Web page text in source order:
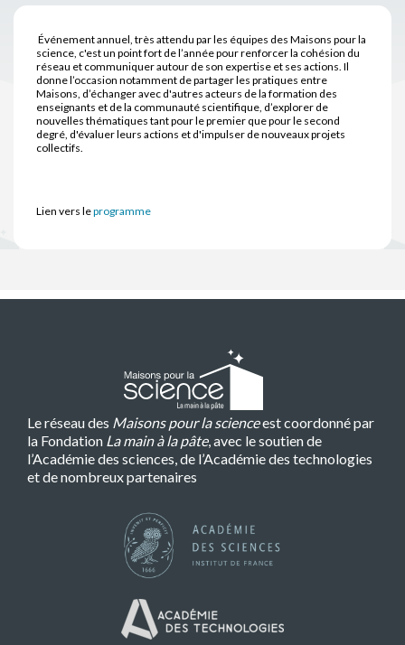
Événement annuel, très attendu par les équipes des Maisons pour la
science, c'est un point fort de l’année pour renforcer la cohésion du
réseau et communiquer autour de son expertise et ses actions. Il
donne l’occasion notamment de partager les pratiques entre
Maisons, d’échanger avec d'autres acteurs de la formation des
enseignants et de la communauté scientifique, d’explorer de
nouvelles thématiques tant pour le premier que pour le second
degré, d'évaluer leurs actions et d'impulser de nouveaux projets
collectifs.
Lien vers leprogramme
Le réseau des Maisons pour la scienceest coordonné par
la Fondation La main à la pâte, avec le soutien de
l’Académie des sciences, de l’Académie des technologies
et de nombreux partenaires